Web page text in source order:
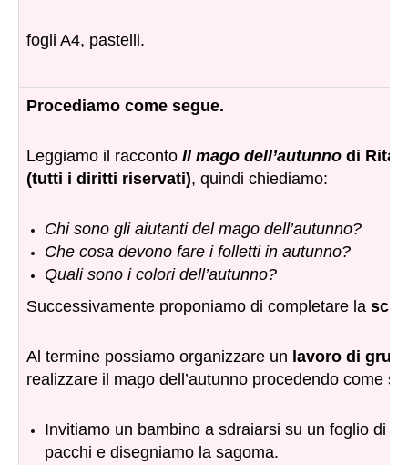
fogli A4, pastelli.
Procediamo come segue.
Leggiamo il racconto Il mago dell’autunno di Rita
(tutti i diritti riservati), quindi chiediamo:
Chi sono gli aiutanti del mago dell’autunno?
Che cosa devono fare i folletti in autunno?
Quali sono i colori dell’autunno?
Successivamente proponiamo di completare la
Al termine possiamo organizzare un lavoro di
realizzare il mago dell’autunno procedendo come
Invitiamo un bambino a sdraiarsi su un foglio di
pacchi e disegniamo la sagoma.